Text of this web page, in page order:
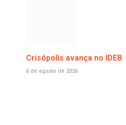
Crisópolis avança no IDEB
6 de agosto de 2026